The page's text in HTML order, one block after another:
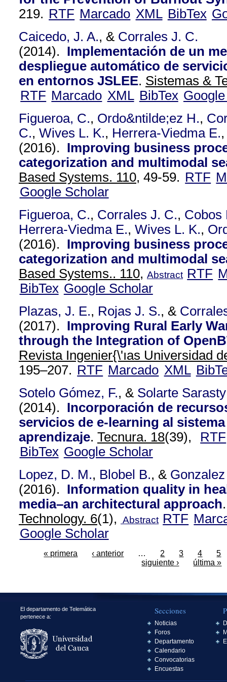
219. RTF Marcado XML BibTex
Caicedo, J. A., & Corrales J. C.
(2014). Implementación de un
despliegue automático de
en entornos JSLEE. Sistemas &
RTF Marcado XML BibTex
Figueroa, C., Ordo&ntilde;ez H.,
C., Wives L. K., Herrera-Viedma E.
(2016). Improving business
categorization and multimodal
Based Systems. 110, 49-59. RTF
Google Scholar
Figueroa, C., Corrales J. C., Cobos
Herrera-Viedma E., Wives L. K.,
(2016). Improving business
categorization and multimodal
Based Systems.. 110, Abstract RTF
BibTex Google Scholar
Plazas, J. E., Rojas J. S., &
(2017). Improving Rural Early
through the Integration of
Revista Ingenier{\'ıas Universidad
195–207. RTF Marcado XML
Sotelo Gómez, F., & Solarte
(2014). Incorporación de
servicios de e-learning al
aprendizaje. Tecnura. 18(39),
RTF
BibTex Google Scholar
Lopez, D. M., Blobel B., &
(2016). Information quality in
media–an architectural approach
Technology. 6(1), Abstract RTF
Google Scholar
« primera ‹ anterior … 2 3 4
5
siguiente ›
última »
El departamento de Telemática
pertenece a:
Secciones
Noticias
Foros
Departamento
Calendario
Convocatorias
Encuestas